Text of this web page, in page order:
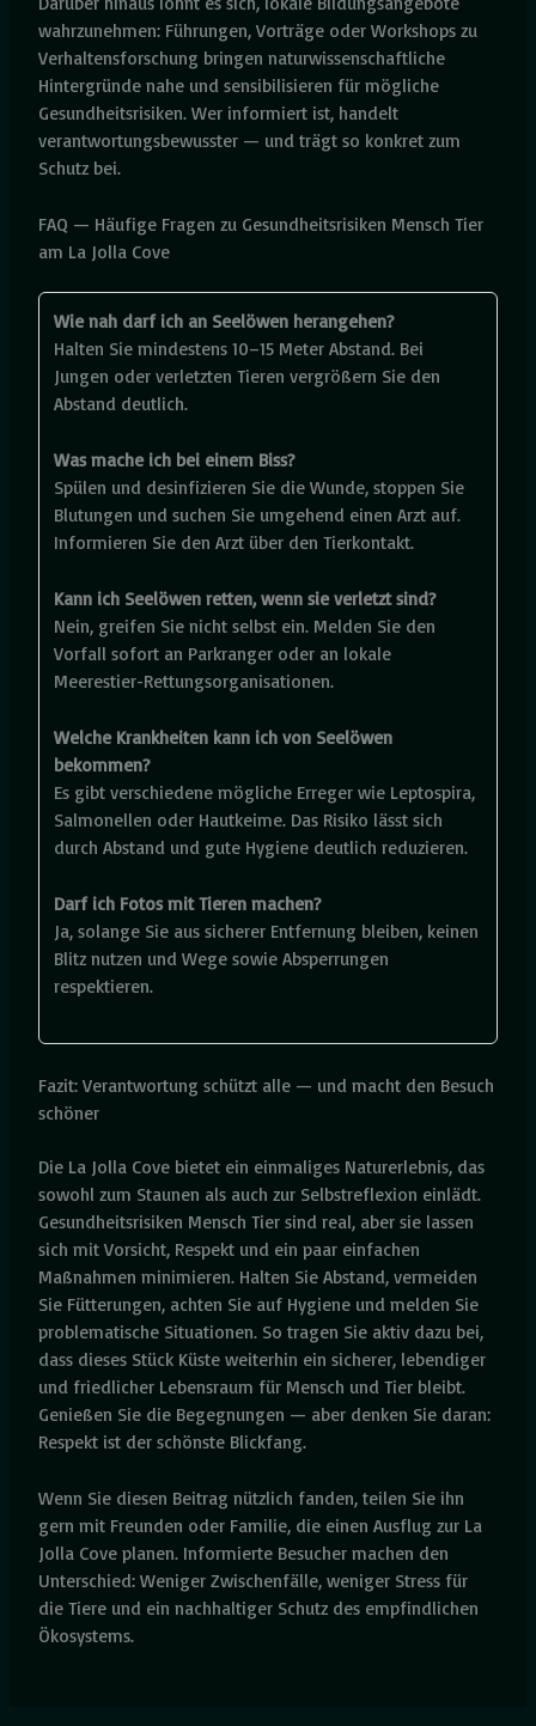
wahrzunehmen: Führungen, Vorträge oder Workshops zu
Verhaltensforschung bringen naturwissenschaftliche
Hintergründe nahe und sensibilisieren für mögliche
Gesundheitsrisiken. Wer informiert ist, handelt
verantwortungsbewusster — und trägt so konkret zum
Schutz bei.
FAQ — Häufige Fragen zu Gesundheitsrisiken Mensch Tier
am La Jolla Cove
Wie nah darf ich an Seelöwen herangehen?
Halten Sie mindestens 10–15 Meter Abstand. Bei
Jungen oder verletzten Tieren vergrößern Sie den
Abstand deutlich.
Was mache ich bei einem Biss?
Spülen und desinfizieren Sie die Wunde, stoppen Sie
Blutungen und suchen Sie umgehend einen Arzt auf.
Informieren Sie den Arzt über den Tierkontakt.
Kann ich Seelöwen retten, wenn sie verletzt sind?
Nein, greifen Sie nicht selbst ein. Melden Sie den
Vorfall sofort an Parkranger oder an lokale
Meerestier-Rettungsorganisationen.
Welche Krankheiten kann ich von Seelöwen
bekommen?
Es gibt verschiedene mögliche Erreger wie Leptospira,
Salmonellen oder Hautkeime. Das Risiko lässt sich
durch Abstand und gute Hygiene deutlich reduzieren.
Darf ich Fotos mit Tieren machen?
Ja, solange Sie aus sicherer Entfernung bleiben, keinen
Blitz nutzen und Wege sowie Absperrungen
respektieren.
Fazit: Verantwortung schützt alle — und macht den Besuch
schöner
Die La Jolla Cove bietet ein einmaliges Naturerlebnis, das
sowohl zum Staunen als auch zur Selbstreflexion einlädt.
Gesundheitsrisiken Mensch Tier sind real, aber sie lassen
sich mit Vorsicht, Respekt und ein paar einfachen
Maßnahmen minimieren. Halten Sie Abstand, vermeiden
Sie Fütterungen, achten Sie auf Hygiene und melden Sie
problematische Situationen. So tragen Sie aktiv dazu bei,
dass dieses Stück Küste weiterhin ein sicherer, lebendiger
und friedlicher Lebensraum für Mensch und Tier bleibt.
Genießen Sie die Begegnungen — aber denken Sie daran:
Respekt ist der schönste Blickfang.
Wenn Sie diesen Beitrag nützlich fanden, teilen Sie ihn
gern mit Freunden oder Familie, die einen Ausflug zur La
Jolla Cove planen. Informierte Besucher machen den
Unterschied: Weniger Zwischenfälle, weniger Stress für
die Tiere und ein nachhaltiger Schutz des empfindlichen
Ökosystems.